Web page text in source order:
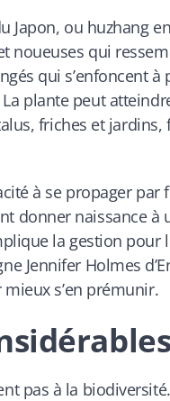
Japon, ou huzhang
noueuses qui
qui s’enfoncent à
La plante peut
friches et
à se propager
donner naissance à
la gestion pour
Jennifer Holmes
s’en prémunir.
pas à la